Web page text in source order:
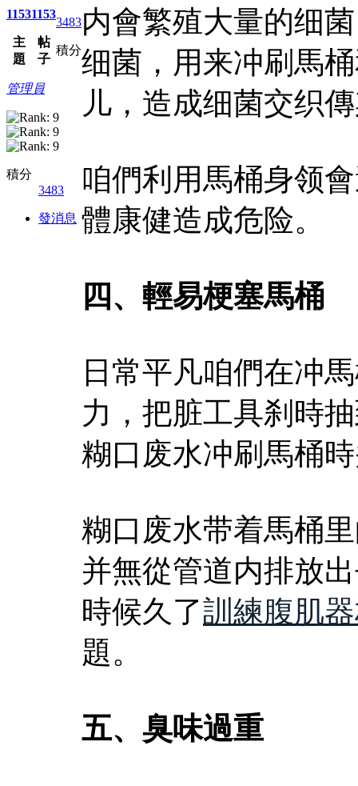
1153
主
題
1153
帖
子
3483
積分
管理員
積分
3483
發消息
内會繁殖大量的细
细菌，用来冲刷馬
儿，造成细菌交织
咱們利用馬桶身领
體康健造成危险。
四、輕易梗塞馬桶
日常平凡咱們在冲
力，把脏工具刹時
糊口废水冲刷馬桶
糊口废水带着馬桶
并無從管道内排放
時候久了訓練腹肌
題。
五、臭味過重